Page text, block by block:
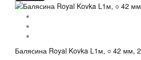
Балясина Royal Kovka L1м, ○ 42 мм, 2